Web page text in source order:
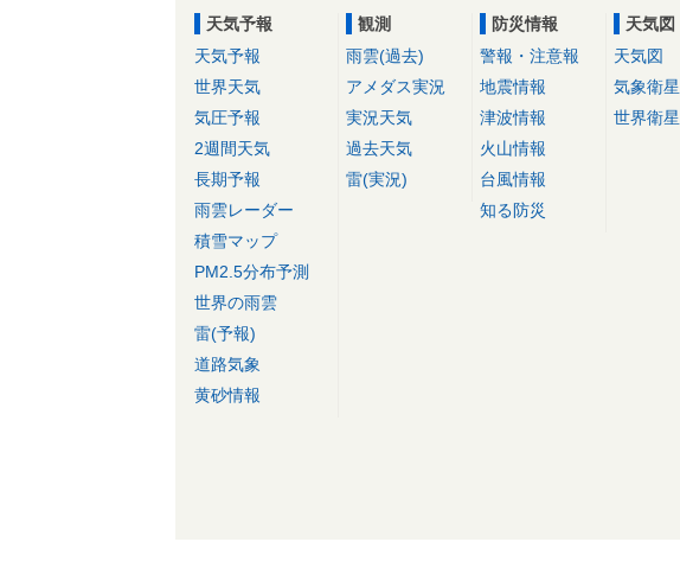
天気予報
天気予報
世界天気
気圧予報
2週間天気
長期予報
雨雲レーダー
積雪マップ
PM2.5分布予測
世界の雨雲
雷(予報)
道路気象
黄砂情報
観測
雨雲(過去)
アメダス実況
実況天気
過去天気
雷(実況)
防災情報
警報・注意報
地震情報
津波情報
火山情報
台風情報
知る防災
天気図
天気図
気象衛星
世界衛星